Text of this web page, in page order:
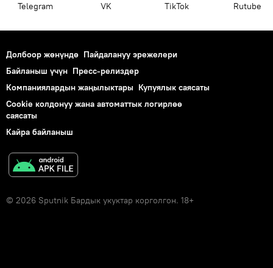
Telegram VK ТikТоk Rutube
Долбоор жөнүндө Пайдалануу эрежелери
Байланыш үчүн Пресс-релиздер
Компаниялардын жаңылыктары Купуялык саясаты
Cookie колдонуу жана автоматтык логирлөө
саясаты
Кайра байланыш
© 2026 Sputnik Бардык укуктар корголгон. 18+